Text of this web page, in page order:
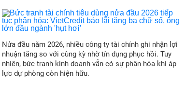
Nửa đầu năm 2026, nhiều công ty tài chính ghi nhận lợi
nhuận tăng so với cùng kỳ nhờ tín dụng phục hồi. Tuy
nhiên, bức tranh kinh doanh vẫn có sự phân hóa khi áp
lực dự phòng còn hiện hữu.